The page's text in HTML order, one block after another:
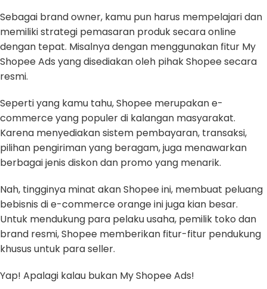
Sebagai brand owner, kamu pun harus mempelajari dan
memiliki strategi pemasaran produk secara online
dengan tepat. Misalnya dengan menggunakan fitur My
Shopee Ads yang disediakan oleh pihak Shopee secara
resmi.
Seperti yang kamu tahu, Shopee merupakan e-
commerce yang populer di kalangan masyarakat.
Karena menyediakan sistem pembayaran, transaksi,
pilihan pengiriman yang beragam, juga menawarkan
berbagai jenis diskon dan promo yang menarik.
Nah, tingginya minat akan Shopee ini, membuat peluang
bebisnis di e-commerce orange ini juga kian besar.
Untuk mendukung para pelaku usaha, pemilik toko dan
brand resmi, Shopee memberikan fitur-fitur pendukung
khusus untuk para seller.
Yap! Apalagi kalau bukan My Shopee Ads!